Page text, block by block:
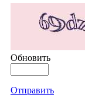
Обновить
Отправить